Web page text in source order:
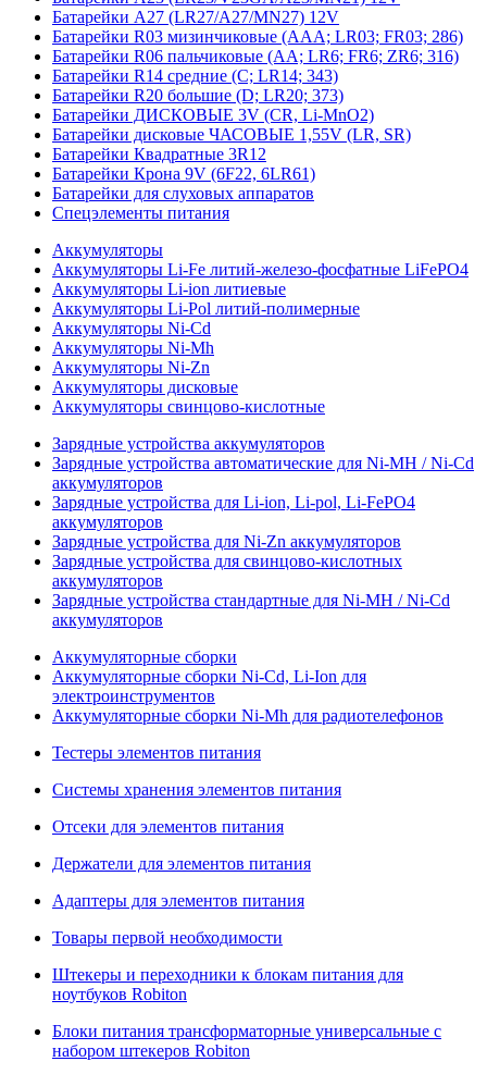
Батарейки A27 (LR27/A27/MN27) 12V
Батарейки R03 мизинчиковые (AAA; LR03; FR03; 286)
Батарейки R06 пальчиковые (AA; LR6; FR6; ZR6; 316)
Батарейки R14 средние (C; LR14; 343)
Батарейки R20 большие (D; LR20; 373)
Батарейки ДИСКОВЫЕ 3V (CR, Li-MnO2)
Батарейки дисковые ЧАСОВЫЕ 1,55V (LR, SR)
Батарейки Квадратные 3R12
Батарейки Крона 9V (6F22, 6LR61)
Батарейки для слуховых аппаратов
Спецэлементы питания
Аккумуляторы
Аккумуляторы Li-Fe литий-железо-фосфатные LiFePO4
Аккумуляторы Li-ion литиевые
Аккумуляторы Li-Pol литий-полимерные
Аккумуляторы Ni-Cd
Аккумуляторы Ni-Mh
Аккумуляторы Ni-Zn
Аккумуляторы дисковые
Аккумуляторы свинцово-кислотные
Зарядные устройства аккумуляторов
Зарядные устройства автоматические для Ni-MH / Ni-Cd
аккумуляторов
Зарядные устройства для Li-ion, Li-pol, Li-FePO4
аккумуляторов
Зарядные устройства для Ni-Zn аккумуляторов
Зарядные устройства для свинцово-кислотных
аккумуляторов
Зарядные устройства стандартные для Ni-MH / Ni-Cd
аккумуляторов
Аккумуляторные сборки
Аккумуляторные сборки Ni-Cd, Li-Ion для
электроинструментов
Аккумуляторные сборки Ni-Mh для радиотелефонов
Тестеры элементов питания
Системы хранения элементов питания
Отсеки для элементов питания
Держатели для элементов питания
Адаптеры для элементов питания
Товары первой необходимости
Штекеры и переходники к блокам питания для
ноутбуков Robiton
Блоки питания трансформаторные универсальные с
набором штекеров Robiton